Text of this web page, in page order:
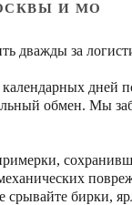
И МО
за
дней
обмен. Мы
срывайте бирки,